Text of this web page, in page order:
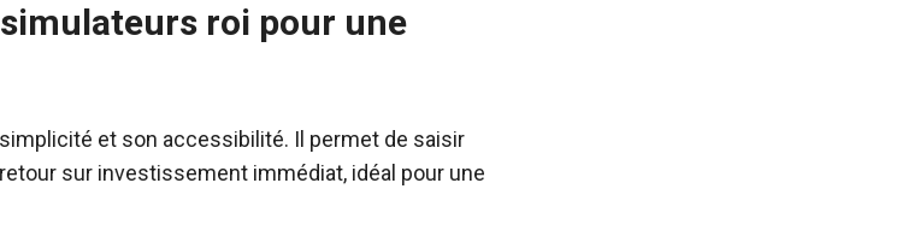
roi pour une
et son accessibilité. Il permet de saisir
sur investissement immédiat, idéal pour une